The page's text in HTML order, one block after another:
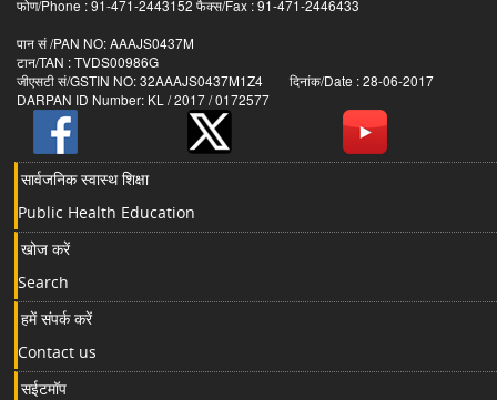
फोण/Phone : 91-471-2443152 फैक्स/Fax : 91-471-2446433
पान सं /PAN NO: AAAJS0437M
टान/TAN : TVDS00986G
जीएसटी सं/GSTIN NO: 32AAAJS0437M1Z4 दिनांक/Date : 28-06-2017
DARPAN ID Number: KL / 2017 / 0172577
सार्वजनिक स्वास्थ शिक्षा
Public Health Education
खोज करें
Search
हमें संपर्क करें
Contact us
सईटमॉप